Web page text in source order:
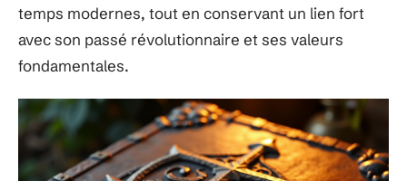
temps modernes, tout en conservant un lien fort
avec son passé révolutionnaire et ses valeurs
fondamentales.